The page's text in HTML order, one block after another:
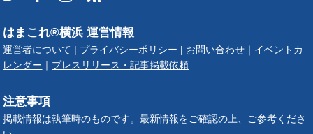
はまこれ®横浜 運営情報
運営者について プライバシーポリシー お問い合わせ
イベントカ
レンダー
プレスリリース・記事掲載依頼
注意事項
掲載情報は執筆時のものです。最新情報をご確認の上、ご参考くださ